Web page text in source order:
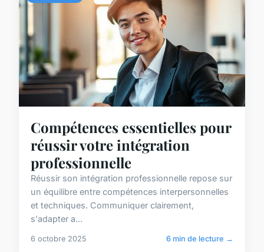
Compétences essentielles pour
réussir votre intégration
professionnelle
Réussir son intégration professionnelle repose sur
un équilibre entre compétences interpersonnelles
et techniques. Communiquer clairement,
s'adapter a...
6 octobre 2025 6 min de lecture →